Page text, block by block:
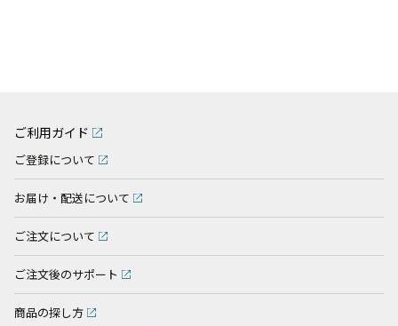
ご利用ガイド
ご登録について
お届け・配送について
ご注文について
ご注文後のサポート
商品の探し方